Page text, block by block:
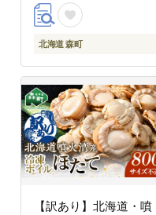
北海道 森町
【訳あり】北海道・噴